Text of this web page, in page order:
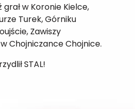
grał w Koronie Kielce,
Turek, Górniku
Zawiszy
Chojniczance Chojnice.
STAL!